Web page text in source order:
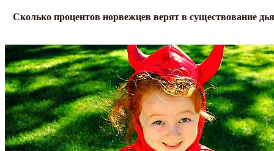
Сколько процентов норвежцев верят в существование